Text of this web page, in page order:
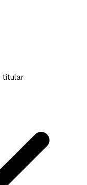
titular